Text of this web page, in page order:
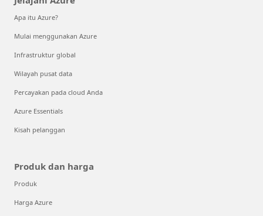
Apa itu Azure?
Mulai menggunakan Azure
Infrastruktur global
Wilayah pusat data
Percayakan pada cloud Anda
Azure Essentials
Kisah pelanggan
Produk dan harga
Produk
Harga Azure